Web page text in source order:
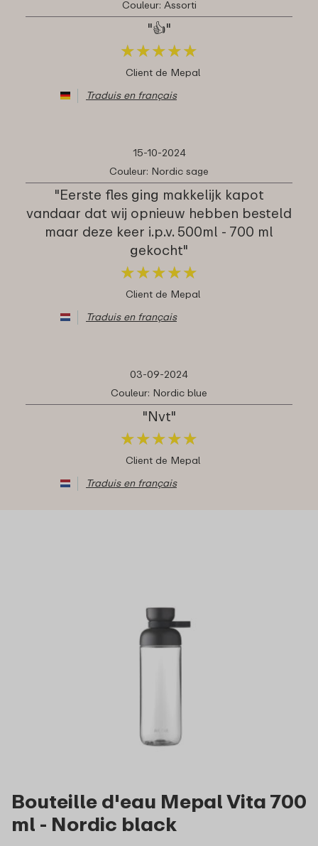
Couleur: Assorti
"👍"
★★★★★
★★★★★
Client de Mepal
Traduis en français
15-10-2024
Couleur: Nordic sage
"Eerste fles ging makkelijk kapot
vandaar dat wij opnieuw hebben besteld
maar deze keer i.p.v. 500ml - 700 ml
gekocht"
★★★★★
★★★★★
Client de Mepal
Traduis en français
03-09-2024
Couleur: Nordic blue
"Nvt"
★★★★★
★★★★★
Client de Mepal
Traduis en français
Bouteille d'eau Mepal Vita 700
ml - Nordic black